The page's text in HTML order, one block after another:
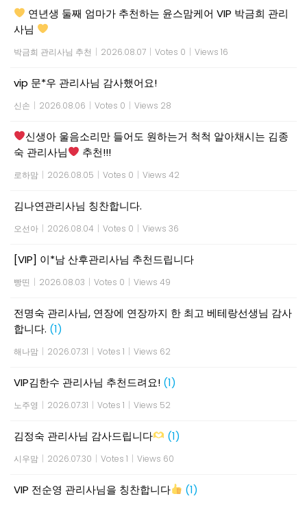
연년생 둘째 엄마가 추천하는 윤스맘케어 VIP 박금희 관리
사님
박금희 관리사님 추천 | 2026.08.07 | Votes 0 | Views 16
vip 문*우 관리사님 감사했어요!
신손 | 2026.08.06 | Votes 0 | Views 28
신생아 울음소리만 들어도 원하는거 척척 알아채시는 김종
숙 관리사님
추천!!!
로하맘 | 2026.08.05 | Votes 0 | Views 42
김나연관리사님 칭찬합니다.
오선아 | 2026.08.04 | Votes 0 | Views 36
[VIP] 이*남 산후관리사님 추천드립니다
빵띤 | 2026.08.03 | Votes 0 | Views 49
전명숙 관리사님, 연장에 연장까지 한 최고 베테랑선생님 감사
합니다. (1)
해나맘 | 2026.07.31 | Votes 1 | Views 62
VIP김한수 관리사님 추천드려요! (1)
노주영 | 2026.07.31 | Votes 1 | Views 52
김정숙 관리사님 감사드립니다 (1)
시우맘 | 2026.07.30 | Votes 1 | Views 60
VIP 전순영 관리사님을 칭찬합니다 (1)